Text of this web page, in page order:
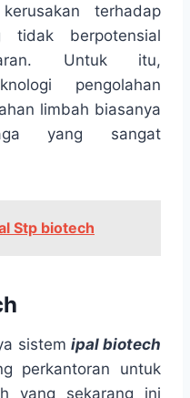
terhadap
tidak berpotensial
Untuk itu,
pengolahan
limbah biasanya
yang sangat
Stp biotech
sistem ipal biotech
perkantoran untuk
yang sekarang ini